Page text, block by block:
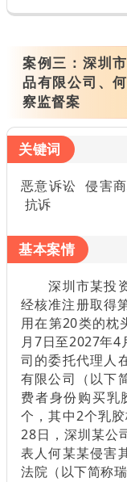
案例三： 深圳
品有限公司、
察监督案
关键词
恶意诉讼 侵害
抗诉
基本案情
深圳市某投资
经核准注册取得
用在第20类的枕
月7日至2027年4
司的委托代理人
有限公司（以下
费者身份购买乳
个，其中2个乳
28日，深圳某公
表人何某某侵害
法院（以下简称